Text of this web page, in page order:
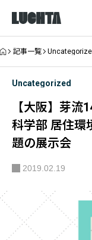
記事一覧
Uncategorized
【大阪】芽流
科学部 居住環
題の展示会
2019.02.19